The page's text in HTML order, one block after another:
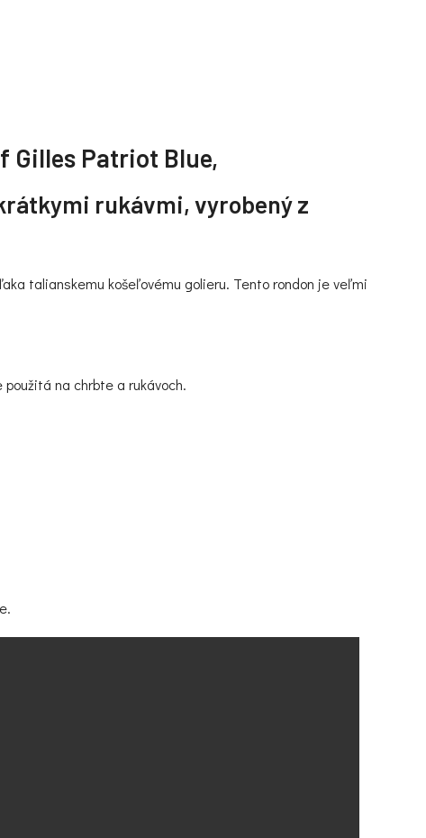
Gilles Patriot Blue,
rukávmi, vyrobený z
talianskemu košeľovému golieru. Tento rondon je veľmi
na chrbte a rukávoch.